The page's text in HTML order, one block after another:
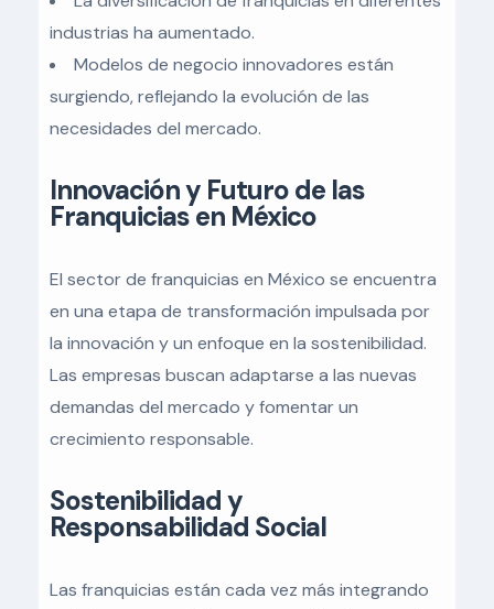
industrias ha aumentado.
Modelos de negocio innovadores están
surgiendo, reflejando la evolución de las
necesidades del mercado.
Innovación y Futuro de las
Franquicias en México
El sector de franquicias en México se encuentra
en una etapa de transformación impulsada por
la innovación y un enfoque en la sostenibilidad.
Las empresas buscan adaptarse a las nuevas
demandas del mercado y fomentar un
crecimiento responsable.
Sostenibilidad y
Responsabilidad Social
Las franquicias están cada vez más integrando